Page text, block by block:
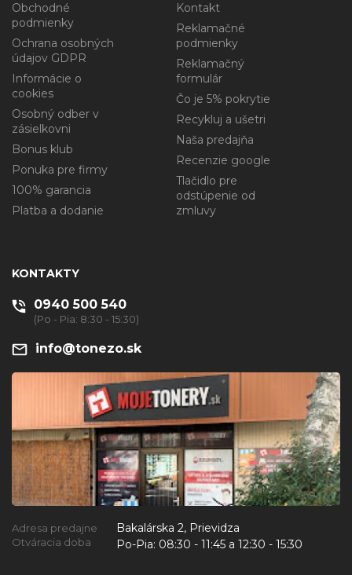
Obchodné
podmienky
Ochrana osobných
údajov GDPR
Informácie o
cookies
Osobný odber v
zásielkovni
Bonus klub
Ponuka pre firmy
100% garancia
Platba a dodanie
Kontakt
Reklamačné
podmienky
Reklamačný
formulár
Čo je 5% pokrytie
Recykluj a ušetri
Naša predajňa
Recenzie google
Tlačidlo pre
odstúpenie od
zmluvy
KONTAKTY
0940 500 540
(Po - Pia: 8:30 - 15:30)
info@tonezo.sk
Adresa predajne Bakalárska 2, Prievidza
Otváracia doba Po-Pia: 08:30 - 11:45 a 12:30 - 15:30